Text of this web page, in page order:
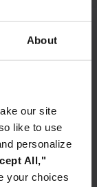
About
our site
like to use
personalize
All,"
your choices